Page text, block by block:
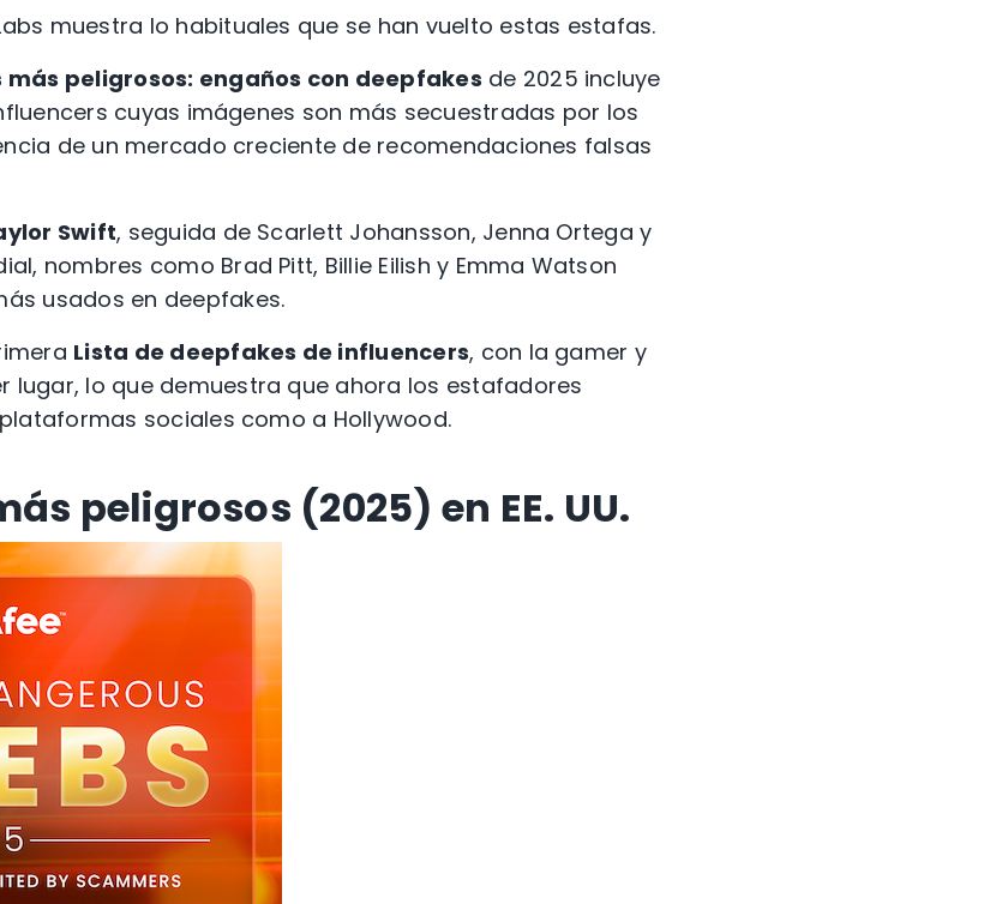
muestra lo habituales que se han vuelto estas estafas.
más peligrosos: engaños con deepfakes de 2025 incluye
cuyas imágenes son más secuestradas por los
de un mercado creciente de recomendaciones falsas
Swift, seguida de Scarlett Johansson, Jenna Ortega y
nombres como Brad Pitt, Billie Eilish y Emma Watson
usados en deepfakes.
Lista de deepfakes de influencers, con la gamer y
lugar, lo que demuestra que ahora los estafadores
sociales como a Hollywood.
peligrosos (2025) en EE. UU.